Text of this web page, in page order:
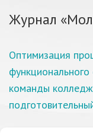
Журнал
Оптимизация
команды